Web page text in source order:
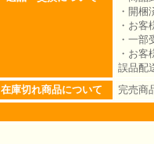
・開
・お
・一
・お
誤品配
在庫切れ商品について
完売商